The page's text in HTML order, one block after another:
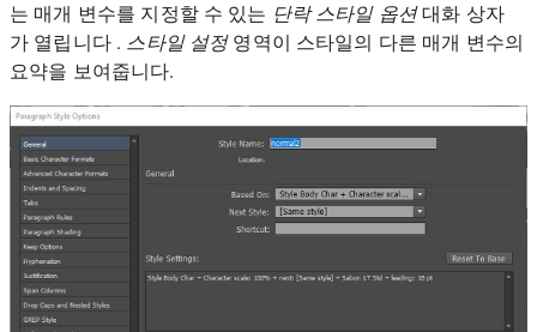
는 매개 변수를 지정할 수 있는 단락 스타일 옵션대화 상자
가 열립니다 . 스타일 설정영역이 스타일의 다른 매개 변수의
요약을 보여줍니다.